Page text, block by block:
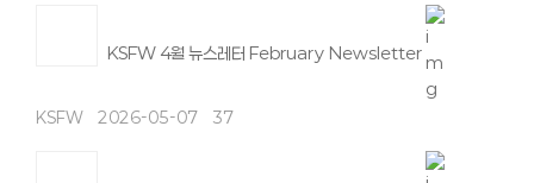
KSFW 4월 뉴스레터 February Newsletter
KSFW 2026-05-07 37